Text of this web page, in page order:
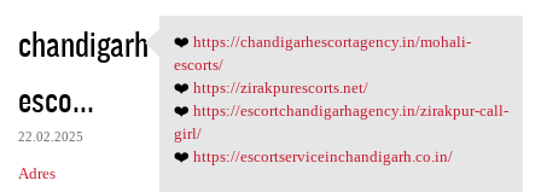
chandigarh
esco...
22.02.2025
Adres
❤️ https:/
❤️ https://chandigarhescortagency.in/mohali-
escorts/
❤️ https://zirakpurescorts.net/
❤️ https://escortchandigarhagency.in/zirakpur-call-
girl/
❤️ https://escortserviceinchandigarh.co.in/